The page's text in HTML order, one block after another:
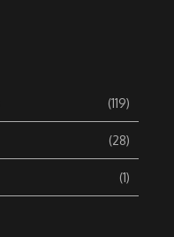
(119)
(28)
(1)